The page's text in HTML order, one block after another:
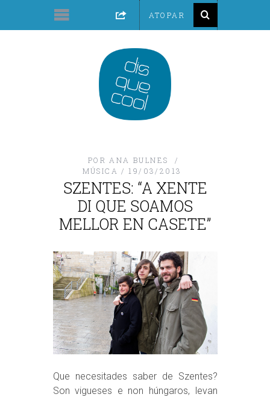
POR ANA BULNES
MÚSICA
19/03/2013
SZENTES: “A XENTE
DI QUE SOAMOS
MELLOR EN CASETE”
Que necesitades saber de Szentes?
Son vigueses e non húngaros, levan